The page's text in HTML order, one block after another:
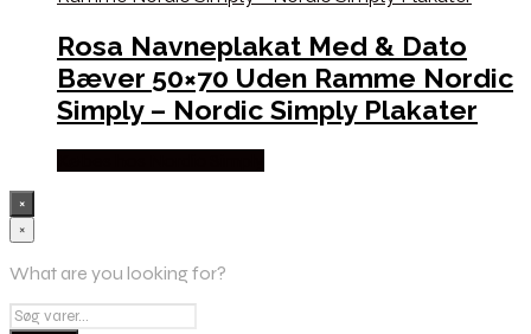
Rosa Navneplakat Med & Dato
Bæver 50×70 Uden Ramme Nordic
Simply – Nordic Simply Plakater
×
×
What are you looking for?